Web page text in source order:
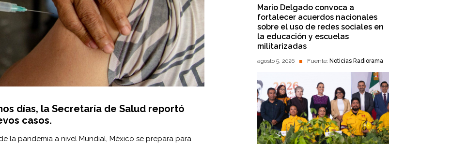
días, la Secretaría de Salud reportó
casos.
la pandemia a nivel Mundial, México se prepara para
Mario Delgado convoca a
fortalecer acuerdos nacionales
sobre el uso de redes sociales en
la educación y escuelas
militarizadas
agosto 5, 2026 Fuente: Noticias Radiorama